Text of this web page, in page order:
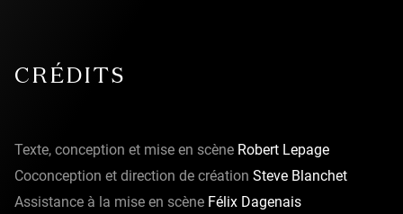
CRÉDITS
Texte, conception et mise en scène Robert Lepage
Coconception et direction de création Steve Blanchet
Assistance à la mise en scène Félix Dagenais